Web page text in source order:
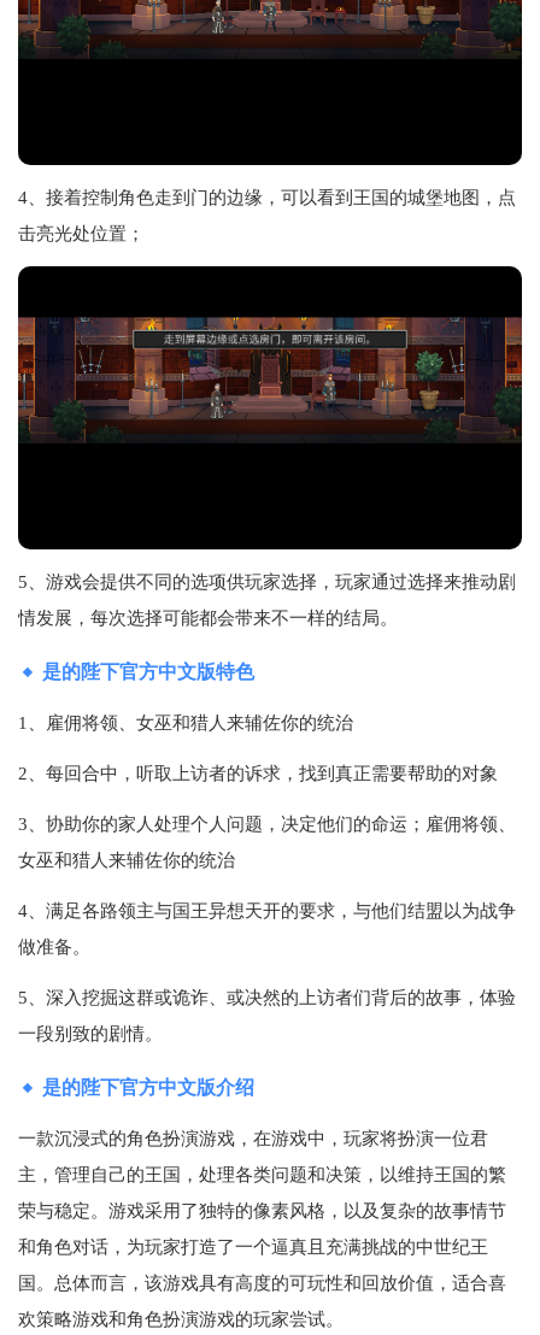
4、接着控制角色走到门的边缘，可以看到王国的城堡地图，点
击亮光处位置；
5、游戏会提供不同的选项供玩家选择，玩家通过选择来推动剧
情发展，每次选择可能都会带来不一样的结局。
是的陛下官方中文版特色
1、雇佣将领、女巫和猎人来辅佐你的统治
2、每回合中，听取上访者的诉求，找到真正需要帮助的对象
3、协助你的家人处理个人问题，决定他们的命运；雇佣将领、
女巫和猎人来辅佐你的统治
4、满足各路领主与国王异想天开的要求，与他们结盟以为战争
做准备。
5、深入挖掘这群或诡诈、或决然的上访者们背后的故事，体验
一段别致的剧情。
是的陛下官方中文版介绍
一款沉浸式的角色扮演游戏，在游戏中，玩家将扮演一位君
主，管理自己的王国，处理各类问题和决策，以维持王国的繁
荣与稳定。游戏采用了独特的像素风格，以及复杂的故事情节
和角色对话，为玩家打造了一个逼真且充满挑战的中世纪王
国。总体而言，该游戏具有高度的可玩性和回放价值，适合喜
欢策略游戏和角色扮演游戏的玩家尝试。